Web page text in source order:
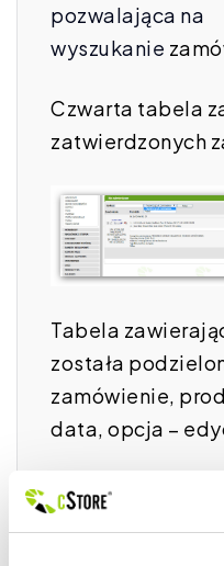
pozwalająca na
wyszukanie
Czwarta tabela
zatwierdzonych
Tabela
została
zamówienie,
data, opcja –
Pod nr
pokaż